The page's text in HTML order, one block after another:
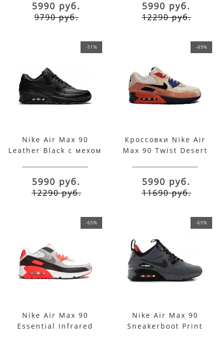
5990 руб.
9790 руб.
5990 руб.
12290 руб.
-51%
Nike Air Max 90
Leather Black с мехом
5990 руб.
12290 руб.
-49%
Кроссовки Nike Air
Max 90 Twist Desert
5990 руб.
11690 руб.
-65%
Nike Air Max 90
Essential Infrared
-65%
Nike Air Max 90
Sneakerboot Print